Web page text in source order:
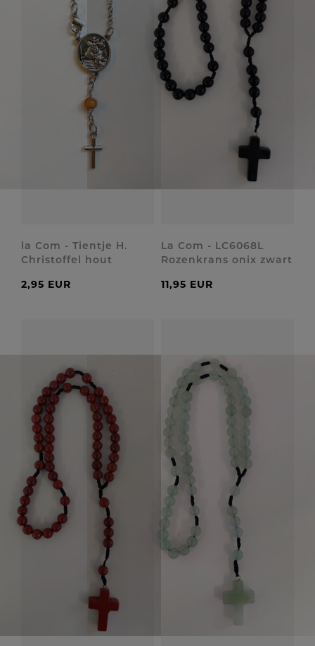
la Com - Tientje H.
Christoffel hout
2,95 EUR
La Com - LC6068L
Rozenkrans onix zwart
11,95 EUR